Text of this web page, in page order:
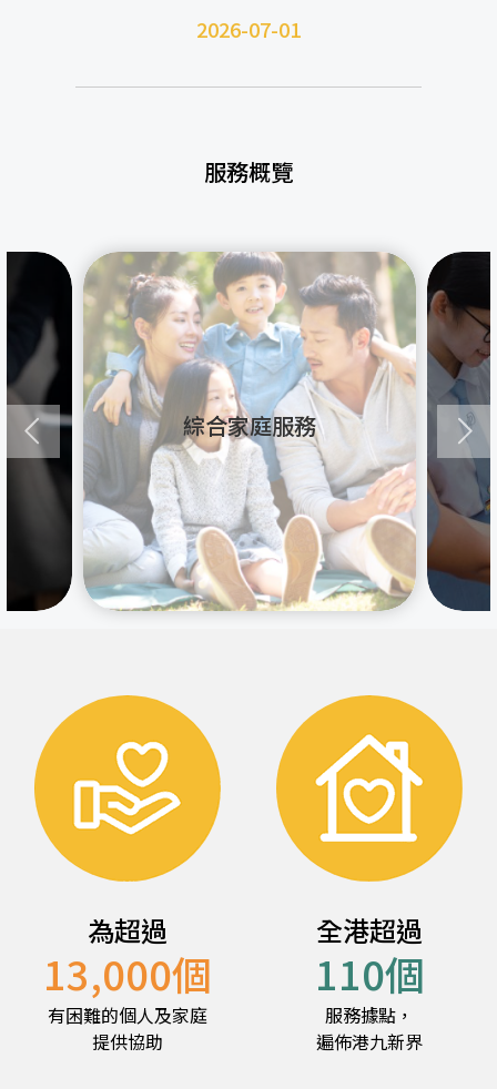
2026-07-01
服務概覽
綜合家庭服務
為超過
13,000個
有困難的個人及家庭
提供協助
全港超過
110個
服務據點，
遍佈港九新界